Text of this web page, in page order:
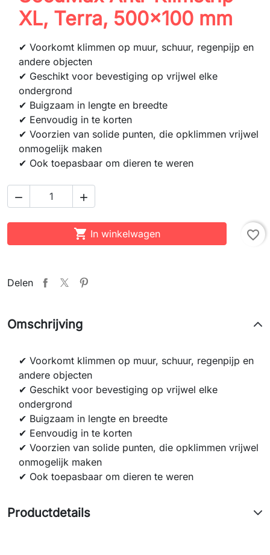
XL, Terra, 500x100 mm
✔ Voorkomt klimmen op muur, schuur, regenpijp en
andere objecten
✔ Geschikt voor bevestiging op vrijwel elke
ondergrond
✔ Buigzaam in lengte en breedte
✔ Eenvoudig in te korten
✔ Voorzien van solide punten, die opklimmen vrijwel
onmogelijk maken
✔ Ook toepasbaar om dieren te weren
 
 In winkelwagen favorite_border
Delen
Omschrijving
✔ Voorkomt klimmen op muur, schuur, regenpijp en
andere objecten
✔ Geschikt voor bevestiging op vrijwel elke
ondergrond
✔ Buigzaam in lengte en breedte
✔ Eenvoudig in te korten
✔ Voorzien van solide punten, die opklimmen vrijwel
onmogelijk maken
✔ Ook toepasbaar om dieren te weren
Productdetails